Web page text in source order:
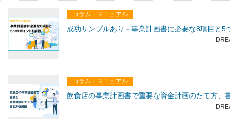
コラム・マニュアル
成功サンプルあり－事業計画書に必要な8項目と5
コラム・マニュアル
飲食店の事業計画書で重要な資金計画のたて方、